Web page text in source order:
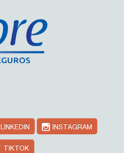
LINKEDIN INSTAGRAM
TIKTOK